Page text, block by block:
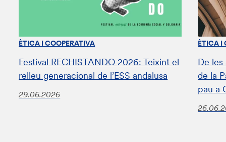
ÈTICA I COOPERATIVA
Festival RECHISTANDO 2026: Teixint el
relleu generacional de l’ESS andalusa
29.06.2026
ÈTICA I
De les
de la
pau a